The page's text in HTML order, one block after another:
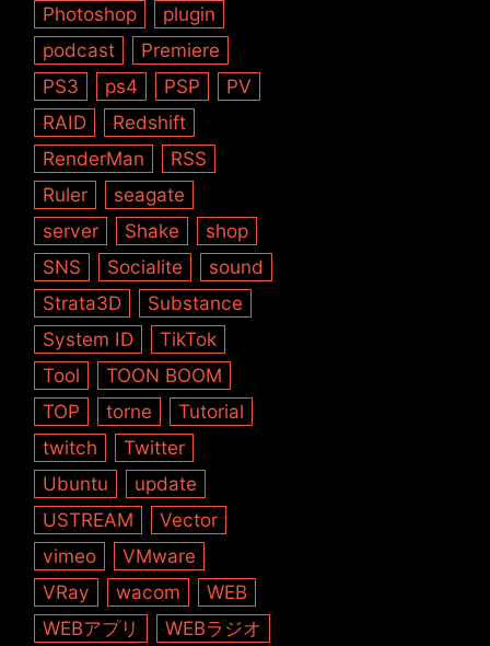
Photoshop
plugin
podcast
Premiere
PS3
ps4 PSP
PV
RAID
Redshift
RenderMan
RSS
Ruler
seagate
server
Shake
shop
SNS
Socialite
sound
Strata3D
Substance
System ID
TikTok
Tool
TOON BOOM
TOP
torne
Tutorial
twitch
Twitter
Ubuntu
update
USTREAM
Vector
vimeo
VMware
VRay
wacom
WEB
WEBアプリ
WEBラジオ